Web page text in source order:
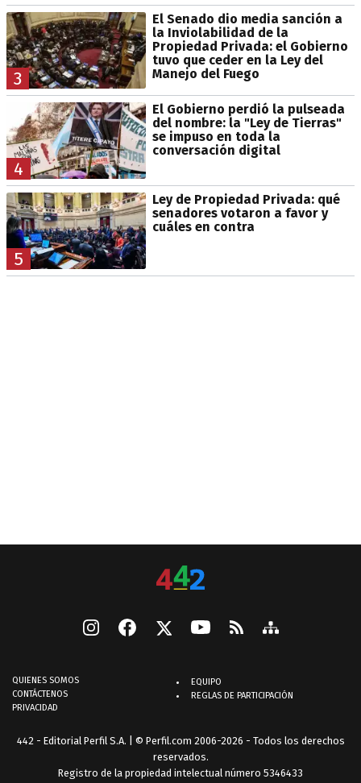
3
El Senado dio media sanción a
la Inviolabilidad de la
Propiedad Privada: el Gobierno
tuvo que ceder en la Ley del
Manejo del Fuego
4
El Gobierno perdió la pulseada
del nombre: la "Ley de Tierras"
se impuso en toda la
conversación digital
5
Ley de Propiedad Privada: qué
senadores votaron a favor y
cuáles en contra
QUIENES SOMOS
CONTÁCTENOS
PRIVACIDAD
EQUIPO
REGLAS DE PARTICIPACIÓN
442 - Editorial Perfil S.A. | © Perfil.com 2006-2026 - Todos los derechos
reservados.
Registro de la propiedad intelectual número 5346433